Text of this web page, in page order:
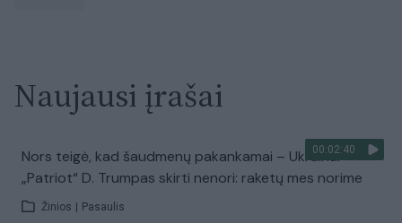
Naujausi įrašai
00:02:40
Nors teigė, kad šaudmenų pakankamai – Ukrainai
„Patriot“ D. Trumpas skirti nenori: raketų mes norime
Žinios Pasaulis